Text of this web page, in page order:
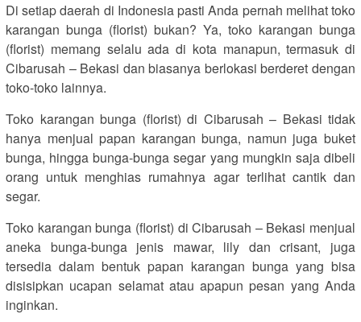
Di setiap daerah di Indonesia pasti Anda pernah melihat toko
karangan bunga (florist) bukan? Ya, toko karangan bunga
(florist) memang selalu ada di kota manapun, termasuk di
Cibarusah – Bekasi dan biasanya berlokasi berderet dengan
toko-toko lainnya.
Toko karangan bunga (florist) di Cibarusah – Bekasi tidak
hanya menjual papan karangan bunga, namun juga buket
bunga, hingga bunga-bunga segar yang mungkin saja dibeli
orang untuk menghias rumahnya agar terlihat cantik dan
segar.
Toko karangan bunga (florist) di Cibarusah – Bekasi menjual
aneka bunga-bunga jenis mawar, lily dan crisant, juga
tersedia dalam bentuk papan karangan bunga yang bisa
disisipkan ucapan selamat atau apapun pesan yang Anda
inginkan.